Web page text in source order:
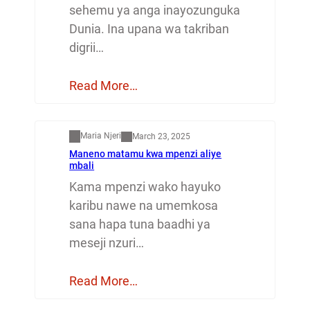
sehemu ya anga inayozunguka
Dunia. Ina upana wa takriban
digrii…
Read More…
Maria Njeri March 23, 2025
Maneno matamu kwa mpenzi aliye
mbali
Kama mpenzi wako hayuko
karibu nawe na umemkosa
sana hapa tuna baadhi ya
meseji nzuri…
Read More…